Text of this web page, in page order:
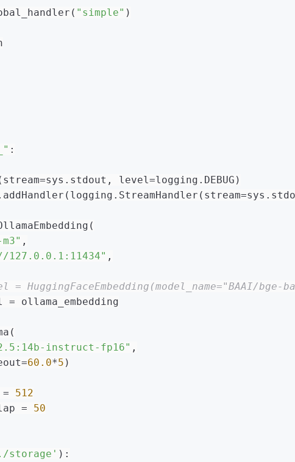
"simple" )
:
level=logging.DEBUG)
,
,
= HuggingFaceEmbedding(model_name="BAAI/bge-
= ollama_embedding
instruct-fp16" ,
60.0*5 )
=
512
=
50
storage' ):